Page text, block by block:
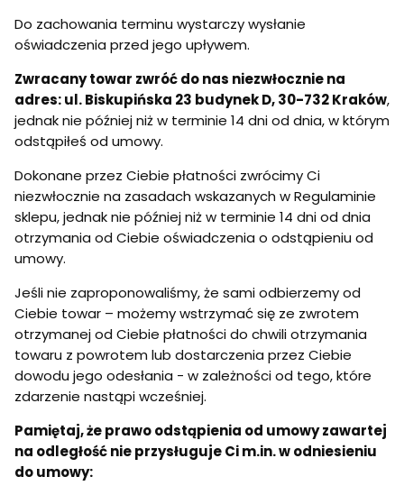
Do zachowania terminu wystarczy wysłanie
oświadczenia przed jego upływem.
Zwracany towar zwróć do nas niezwłocznie na
adres: ul. Biskupińska 23 budynek D, 30-732 Kraków,
jednak nie później niż w terminie 14 dni od dnia, w którym
odstąpiłeś od umowy.
Dokonane przez Ciebie płatności zwrócimy Ci
niezwłocznie na zasadach wskazanych w Regulaminie
sklepu, jednak nie później niż w terminie 14 dni od dnia
otrzymania od Ciebie oświadczenia o odstąpieniu od
umowy.
Jeśli nie zaproponowaliśmy, że sami odbierzemy od
Ciebie towar – możemy wstrzymać się ze zwrotem
otrzymanej od Ciebie płatności do chwili otrzymania
towaru z powrotem lub dostarczenia przez Ciebie
dowodu jego odesłania - w zależności od tego, które
zdarzenie nastąpi wcześniej.
Pamiętaj, że prawo odstąpienia od umowy zawartej
na odległość nie przysługuje Ci m.in. w odniesieniu
do umowy: